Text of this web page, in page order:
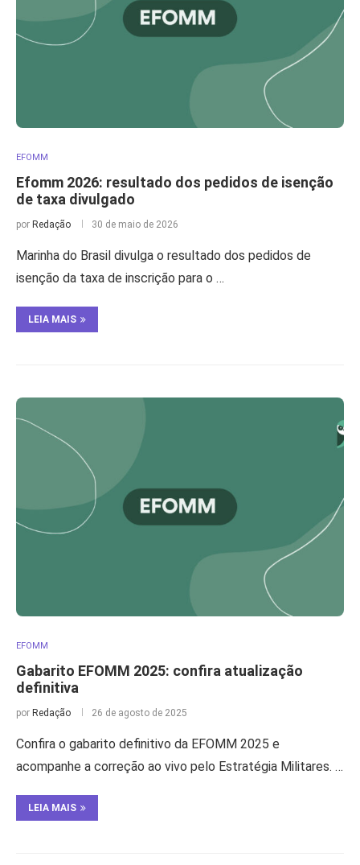
EFOMM
Efomm 2026: resultado dos pedidos de isenção
de taxa divulgado
por Redação 30 de maio de 2026
Marinha do Brasil divulga o resultado dos pedidos de
isenção da taxa de inscrição para o …
LEIA MAIS
EFOMM
Gabarito EFOMM 2025: confira atualização
definitiva
por Redação 26 de agosto de 2025
Confira o gabarito definitivo da EFOMM 2025 e
acompanhe a correção ao vivo pelo Estratégia Militares. …
LEIA MAIS